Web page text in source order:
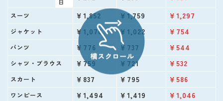
日
スーツ ￥1,852 ￥1,759 ￥1,297
ジャケット ￥1,076 ￥1,022 ￥754
パンツ ￥776 ￥737 ￥544
シャツ・ブラウス ￥759 ￥721 ￥532
スカート ￥837 ￥795 ￥586
ワンピース ￥1,494 ￥1,419 ￥1,046